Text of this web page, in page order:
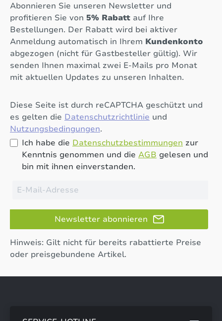
Abonnieren Sie unseren Newsletter und
profitieren Sie von 5% Rabatt auf Ihre
Bestellungen. Der Rabatt wird bei aktiver
Anmeldung automatisch in Ihrem Kundenkonto
abgezogen (nicht für Gastbesteller gültig). Wir
senden Ihnen maximal zwei E-Mails pro Monat
mit aktuellen Updates zu unseren Inhalten.
Diese Seite ist durch reCAPTCHA geschützt und
es gelten die Datenschutzrichtlinie und
Nutzungsbedingungen.
Ich habe die Datenschutzbestimmungen zur
Kenntnis genommen und die AGB gelesen und
bin mit ihnen einverstanden.
Newsletter abonnieren
Hinweis: Gilt nicht für bereits rabattierte Preise
oder preisgebundene Artikel.